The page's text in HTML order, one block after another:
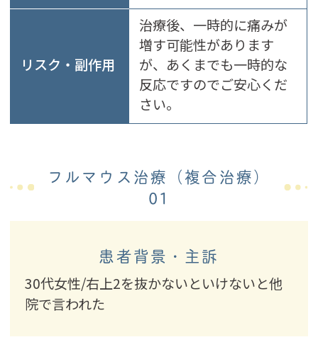
リスク・副作用
治療後、一時的に痛みが
増す可能性があります
が、あくまでも一時的な
反応ですのでご安心くだ
さい。
フルマウス治療（複合治療）
01
患者背景・主訴
30代女性/右上2を抜かないといけないと他
院で言われた